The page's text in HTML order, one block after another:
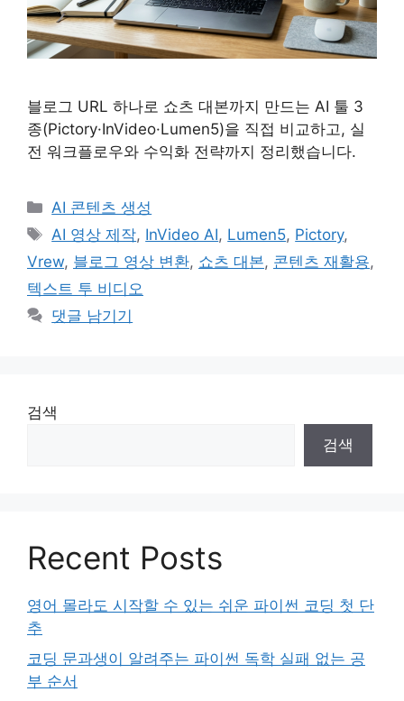
블로그 URL 하나로 쇼츠 대본까지 만드는 AI 툴 3
종(Pictory·InVideo·Lumen5)을 직접 비교하고, 실
전 워크플로우와 수익화 전략까지 정리했습니다.
카
테
리
AI 콘텐츠 생성
태
그
AI 영상 제작, InVideo AI, Lumen5, Pictory,
Vrew, 블로그 영상 변환, 쇼츠 대본, 콘텐츠 재활용,
텍스트 투 비디오
댓글 남기기
검색
검색
Recent Posts
영어 몰라도 시작할 수 있는 쉬운 파이썬 코딩 첫 단
추
코딩 문과생이 알려주는 파이썬 독학 실패 없는 공
부 순서